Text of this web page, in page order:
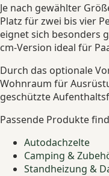
Je nach gewählter
Platz für zwei bis vier
eignet sich besonders
cm-Version ideal für
Durch das optionale
Wohnraum für
geschützte
Passende Produkte
Autodachzelte
Camping &
Standheizung &